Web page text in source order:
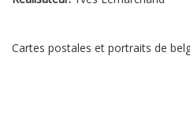
Cartes postales et portraits de